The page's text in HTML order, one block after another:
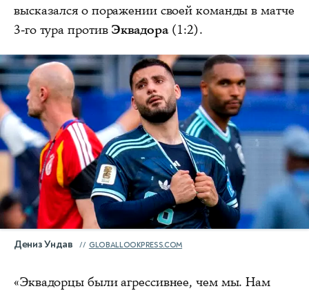
высказался о поражении своей команды в матче
3-го тура против Эквадора(1:2).
Дениз Ундав GLOBALLOOKPRESS.COM
«Эквадорцы были агрессивнее, чем мы. Нам